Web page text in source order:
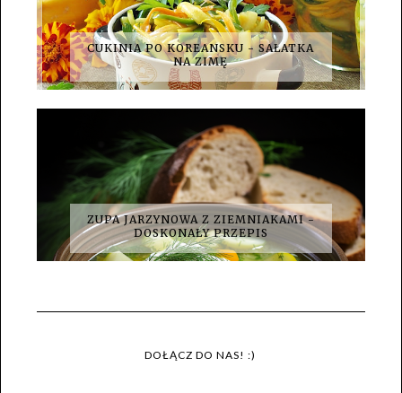
CUKINIA PO KOREANSKU - SAŁATKA
NA ZIMĘ
ZUPA JARZYNOWA Z ZIEMNIAKAMI -
DOSKONAŁY PRZEPIS
DOŁĄCZ DO NAS! :)